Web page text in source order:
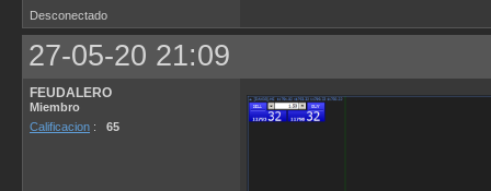
Desconectado
27-05-20 21:09
FEUDALERO
Miembro
Calificacion : 65